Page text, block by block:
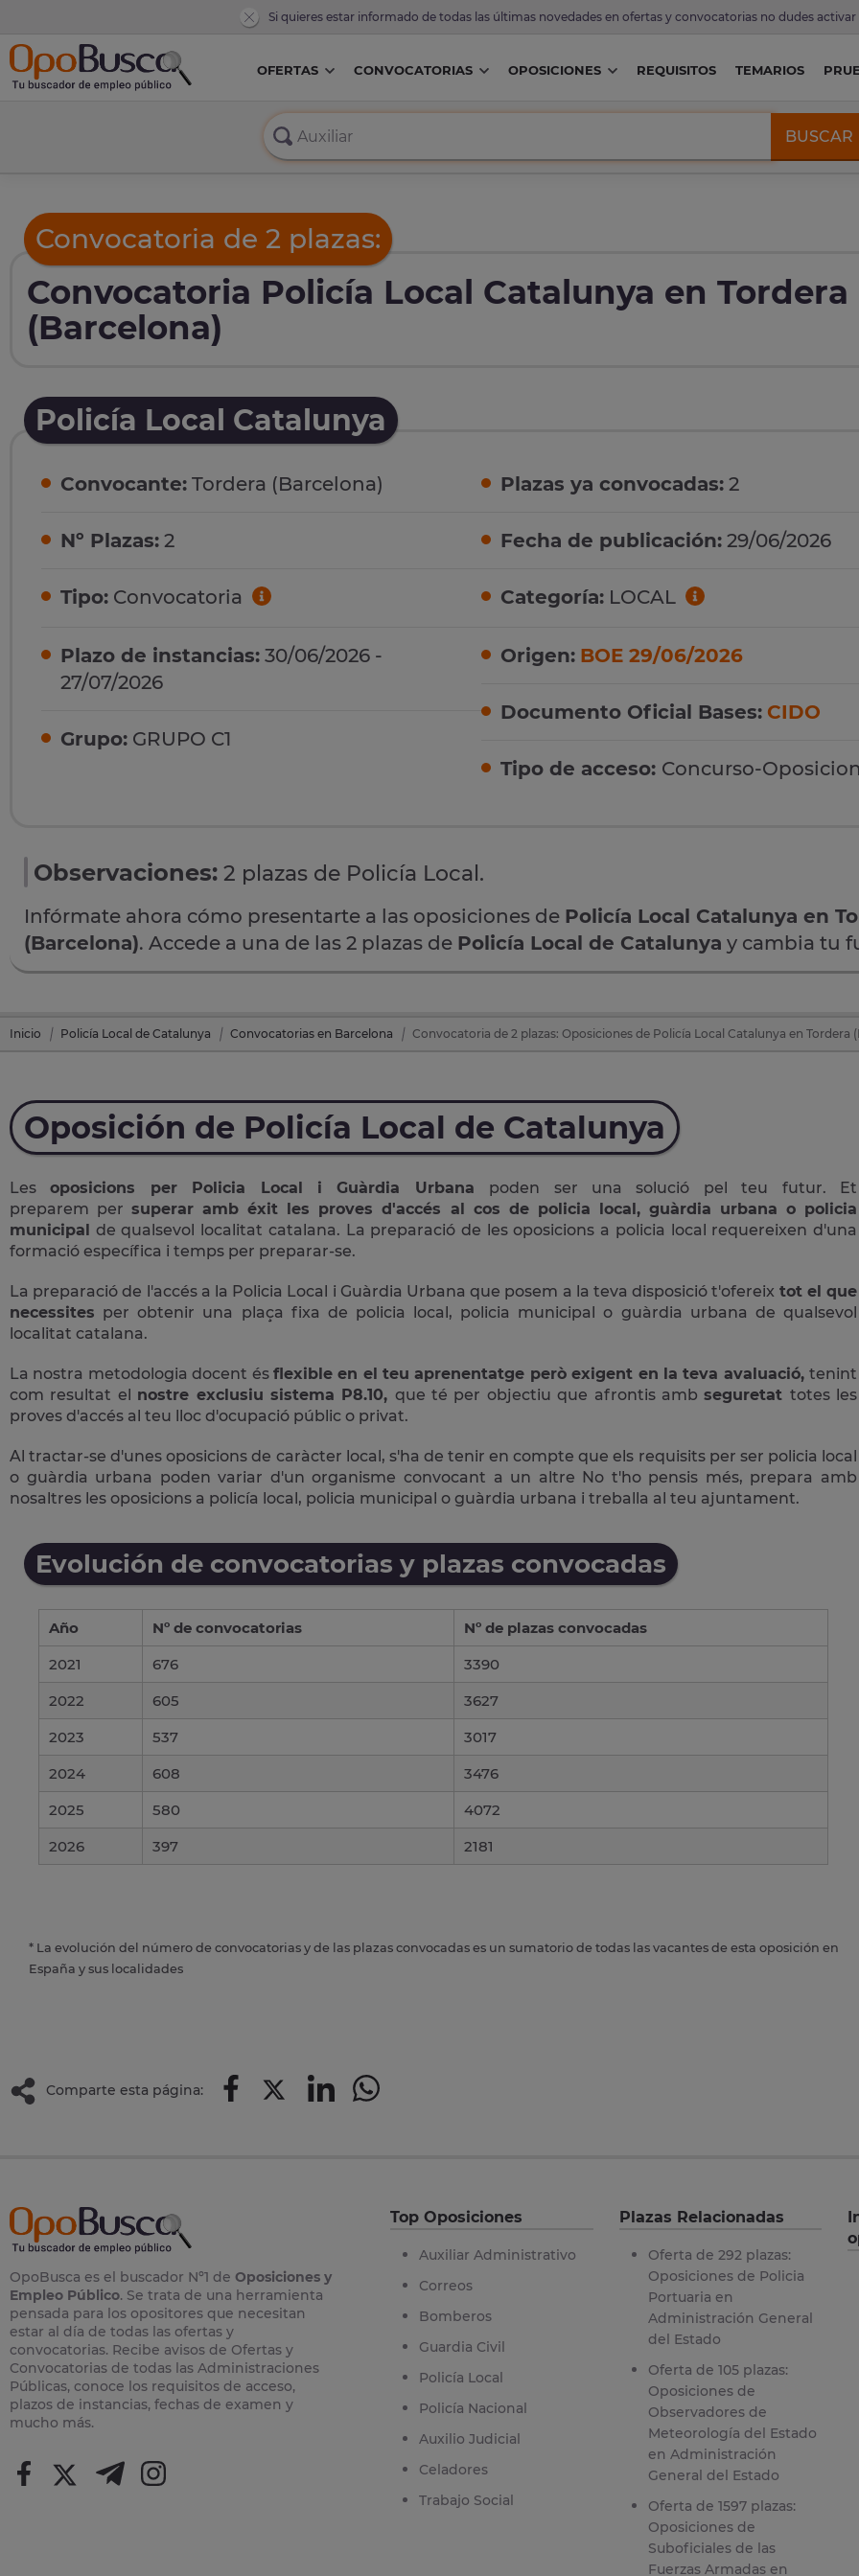
Si quieres estar informado de todas las últimas novedades en ofertas y convocatorias no dudes activar
OFERTAS CONVOCATORIAS OPOSICIONES REQUISITOS TEMARIOS
BUSCAR
Convocatoria de 2 plazas:
Convocatoria Policía Local Catalunya en Tordera
(Barcelona)
Policía Local Catalunya
Convocante: Tordera (Barcelona)
Nº Plazas: 2
Tipo: Convocatoria
Plazo de instancias: 30/06/2026 -
27/07/2026
Grupo: GRUPO C1
Plazas ya convocadas: 2
Fecha de publicación: 29/06/2026
Categoría: LOCAL
Origen: BOE 29/06/2026
Documento Oficial Bases: CIDO
Tipo de acceso: Concurso-Oposicion
Observaciones: 2 plazas de Policía Local.
Infórmate ahora cómo presentarte a las oposiciones de Policía Local Catalunya en
(Barcelona). Accede a una de las 2 plazas de Policía Local de Catalunya y cambia tu
Inicio Policía Local de Catalunya Convocatorias en Barcelona Convocatoria de 2 plazas: Oposiciones de Policía Local Catalunya en Tordera
Oposición de Policía Local de Catalunya
Lesoposicions per Policia Local i Guàrdia Urbana poden ser una solució pel teu futur. Et
preparem persuperar amb éxit les proves d'accés al cos de policia local, guàrdia urbana o policia
municipal de qualsevol localitat catalana. La preparació de les oposicions a policia local requereixen d'una
formació específica i temps per preparar-se.
La preparació de l'accés a la Policia Local i Guàrdia Urbana que posem a la teva disposició t'ofereix tot el que
necessites per obtenir una plaça fixa de policia local, policia municipal o guàrdia urbana de qualsevol
localitat catalana.
La nostra metodologia docent és flexible en el teu aprenentatge però exigent en la teva avaluació, tenint
com resultat el nostre exclusiu sistema P8.10, que té per objectiu que afrontis ambseguretat totes les
proves d'accés al teu lloc d'ocupació públic o privat.
Al tractar-se d'unes oposicions de caràcter local, s'ha de tenir en compte que els requisits per ser policia local
o guàrdia urbana poden variar d'un organisme convocant a un altre No t'ho pensis més, prepara amb
nosaltres les oposicions a policía local, policia municipal o guàrdia urbana i treballa al teu ajuntament.
Evolución de convocatorias y plazas convocadas
Año Nº de convocatorias
Nº de plazas convocadas
2021
676
3390
2022
605
3627
2023
537
3017
2024
608
3476
2025
580
4072
2026
397 2181
* La evolución del número de convocatorias y de las plazas convocadas es un sumatorio de todas las vacantes de esta oposición en
España y sus localidades
Comparte esta página:
OpoBusca es el buscador Nº1 de Oposiciones y
Empleo Público. Se trata de una herramienta
pensada para los opositores que necesitan
estar al día de todas las ofertas y
convocatorias. Recibe avisos de Ofertas y
Convocatorias de todas las Administraciones
Públicas, conoce los requisitos de acceso,
plazos de instancias, fechas de examen y
mucho más.
Top Oposiciones
Auxiliar Administrativo
Correos
Bomberos
Guardia Civil
Policía Local
Policía Nacional
Auxilio Judicial
Celadores
Trabajo Social
Plazas Relacionadas
Oferta de 292 plazas:
Oposiciones de Policia
Portuaria en
Administración General
del Estado
Oferta de 105 plazas:
Oposiciones de
Observadores de
Meteorología del Estado
en Administración
General del Estado
Oferta de 1597 plazas:
Oposiciones de
Suboficiales de las
Fuerzas Armadas en